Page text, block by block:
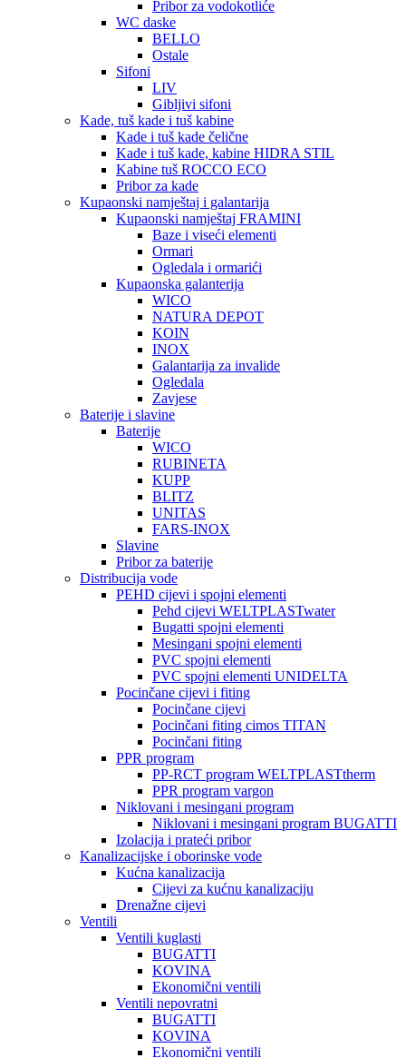
Pribor za vodokotliće
WC daske
BELLO
Ostale
Sifoni
LIV
Gibljivi sifoni
Kade, tuš kade i tuš kabine
Kade i tuš kade čelične
Kade i tuš kade, kabine HIDRA STIL
Kabine tuš ROCCO ECO
Pribor za kade
Kupaonski namještaj i galantarija
Kupaonski namještaj FRAMINI
Baze i viseći elementi
Ormari
Ogledala i ormarići
Kupaonska galanterija
WICO
NATURA DEPOT
KOIN
INOX
Galantarija za invalide
Ogledala
Zavjese
Baterije i slavine
Baterije
WICO
RUBINETA
KUPP
BLITZ
UNITAS
FARS-INOX
Slavine
Pribor za baterije
Distribucija vode
PEHD cijevi i spojni elementi
Pehd cijevi WELTPLASTwater
Bugatti spojni elementi
Mesingani spojni elementi
PVC spojni elementi
PVC spojni elementi UNIDELTA
Pocinčane cijevi i fiting
Pocinčane cijevi
Pocinčani fiting cimos TITAN
Pocinčani fiting
PPR program
PP-RCT program WELTPLASTtherm
PPR program vargon
Niklovani i mesingani program
Niklovani i mesingani program BUGATTI
Izolacija i prateći pribor
Kanalizacijske i oborinske vode
Kućna kanalizacija
Cijevi za kućnu kanalizaciju
Drenažne cijevi
Ventili
Ventili kuglasti
BUGATTI
KOVINA
Ekonomični ventili
Ventili nepovratni
BUGATTI
KOVINA
Ekonomični ventili